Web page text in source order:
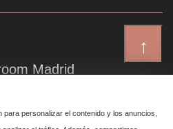
↑
Madrid
6, 4 izq
28014 Madrid
personalizar el contenido y los anuncios,